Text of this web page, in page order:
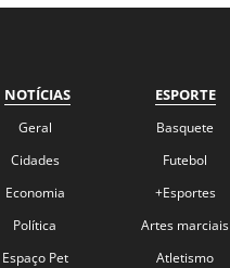
NOTÍCIAS
Geral
Cidades
Economia
Política
Espaço Pet
ESPORTE
Basquete
Futebol
+Esportes
Artes marciais
Atletismo